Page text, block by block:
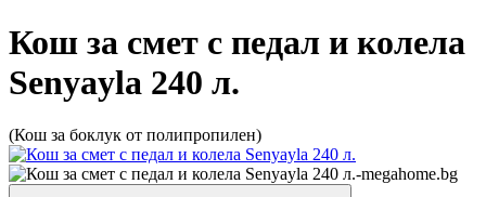
Кош за смет с педал и колела
Senyayla 240 л.
(Кош за боклук от полипропилен)